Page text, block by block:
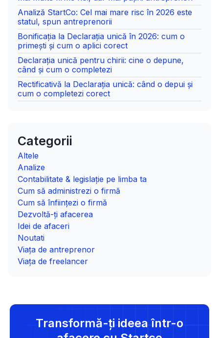
Analiză StartCo: Cel mai mare risc în 2026 este
statul, spun antreprenorii
Bonificația la Declarația unică în 2026: cum o
primești și cum o aplici corect
Declarația unică pentru chirii: cine o depune,
când și cum o completezi
Rectificativă la Declarația unică: când o depui și
cum o completezi corect
Categorii
Altele
Analize
Contabilitate & legislație pe limba ta
Cum să administrezi o firmă
Cum să înființezi o firmă
Dezvoltă-ți afacerea
Idei de afaceri
Noutati
Viața de antreprenor
Viața de freelancer
Transformă-ți ideea într-o